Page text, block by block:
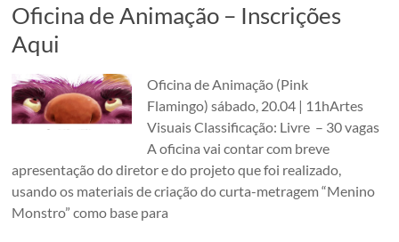
Oficina de Animação – Inscrições
Aqui
Oficina de Animação (Pink
Flamingo) sábado, 20.04 | 11hArtes
Visuais Classificação: Livre – 30 vagas
A oficina vai contar com breve
apresentação do diretor e do projeto que foi realizado,
usando os materiais de criação do curta-metragem “Menino
Monstro” como base para